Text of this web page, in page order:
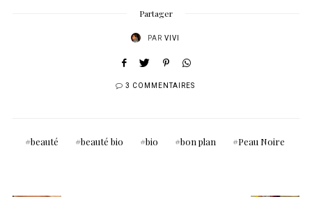
Partager
PAR VIVI
3 COMMENTAIRES
beauté beauté bio bio bon plan Peau Noire